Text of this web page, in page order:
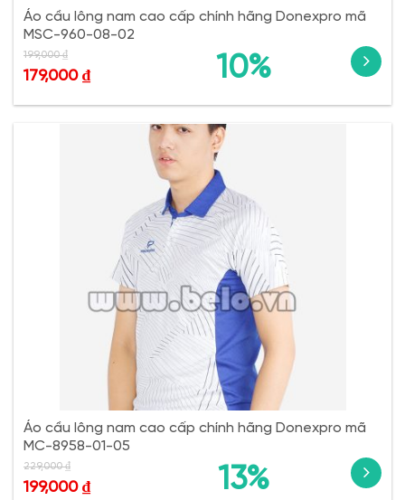
Áo cầu lông nam cao cấp chính hãng Donexpro mã
MSC-960-08-02
10%
199,000₫
179,000 ₫
Áo cầu lông nam cao cấp chính hãng Donexpro mã
MC-8958-01-05
13%
229,000₫
199,000 ₫